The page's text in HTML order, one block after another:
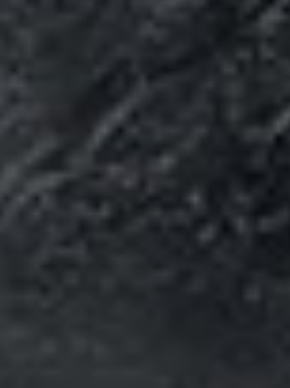
联系我们
深圳牧星策划设计有限公司
地址：深圳市福田区设计之都11栋5E
邮编：518038
手机：13902949501